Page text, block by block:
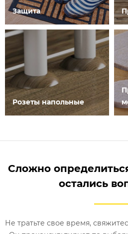
Защита
Розеты напольные
Сложно
остались
Не тратьте свое время,